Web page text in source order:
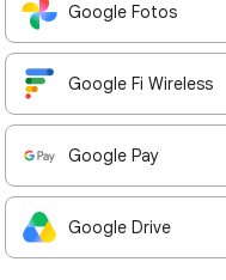
Google Fotos
Google Fi Wireless
Google Pay
Google Drive